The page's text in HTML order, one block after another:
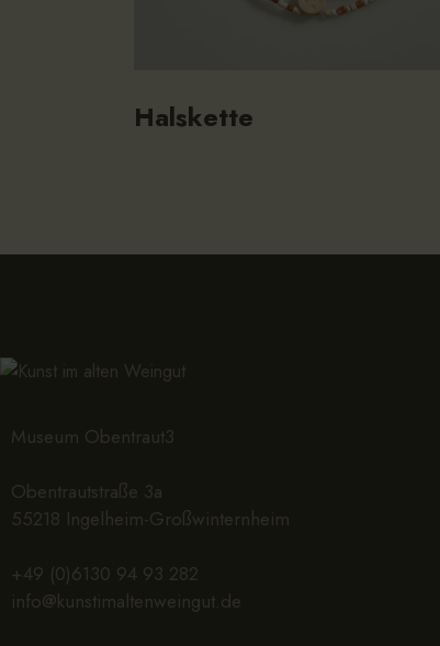
Halskette
Museum Obentraut3
Obentrautstraße 3a
55218 Ingelheim-Großwinternheim
+49 (0)6130 94 93 282
info@kunstimaltenweingut.de